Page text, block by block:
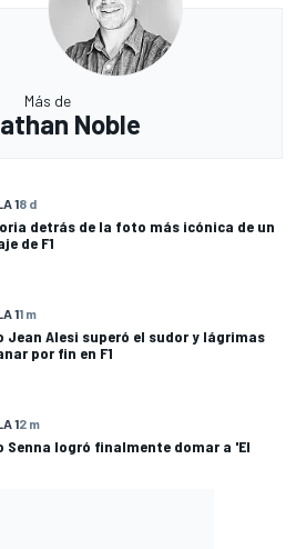
Más de
Noble
18 d
detrás de la foto más icónica de un
de F1
11 m
Jean Alesi superó el sudor y lágrimas
por fin en F1
12 m
Senna logró finalmente domar a 'El